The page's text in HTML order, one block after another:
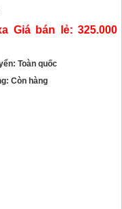
Giá bán lẻ: 325.000
Toàn quốc
Còn hàng